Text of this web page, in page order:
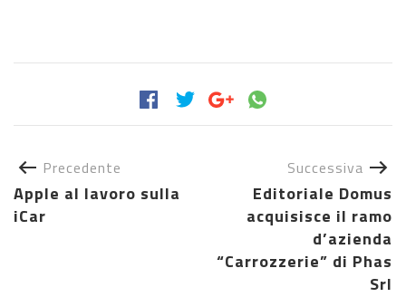
Precedente
Apple al lavoro sulla
iCar
Successiva
Editoriale Domus
acquisisce il ramo
d’azienda
“Carrozzerie” di Phas
Srl